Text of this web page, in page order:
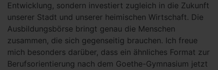
Entwicklung, sondern investiert zugleich in die Zukunft
unserer Stadt und unserer heimischen Wirtschaft. Die
Ausbildungsbörse bringt genau die Menschen
zusammen, die sich gegenseitig brauchen. Ich freue
mich besonders darüber, dass ein ähnliches Format zur
Berufsorientierung nach dem Goethe-Gymnasium jetzt